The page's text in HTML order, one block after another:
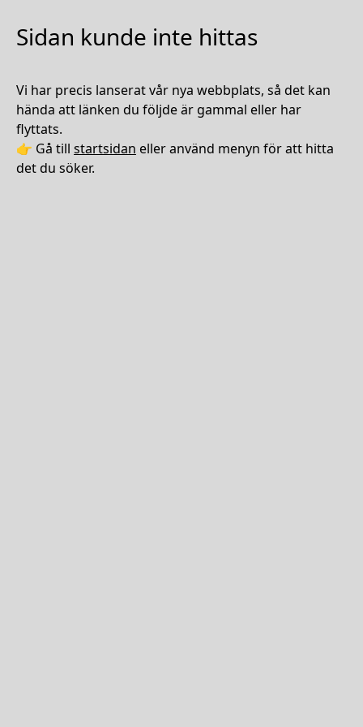
Sidan kunde inte hittas
Vi har precis lanserat vår nya webbplats, så det kan
hända att länken du följde är gammal eller har
flyttats.
👉 Gå till startsidan eller använd menyn för att hitta
det du söker.